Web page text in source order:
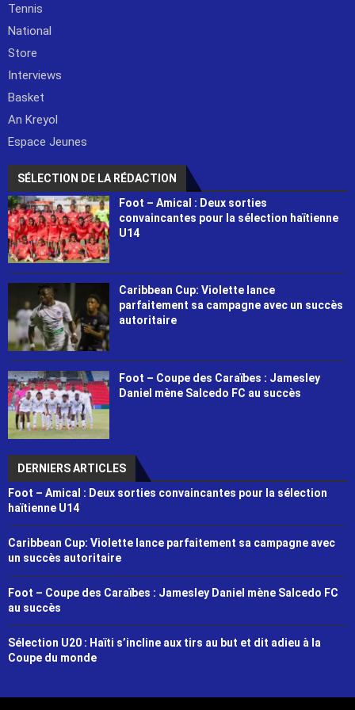
Tennis
National
Store
Interviews
Basket
An Kreyol
Espace Jeunes
SÉLECTION DE LA RÉDACTION
Foot – Amical : Deux sorties
convaincantes pour la sélection haïtienne
U14
Caribbean Cup: Violette lance
parfaitement sa campagne avec un succès
autoritaire
Foot – Coupe des Caraïbes : Jamesley
Daniel mène Salcedo FC au succès
DERNIERS ARTICLES
Foot – Amical : Deux sorties convaincantes pour la sélection
haïtienne U14
Caribbean Cup: Violette lance parfaitement sa campagne avec
un succès autoritaire
Foot – Coupe des Caraïbes : Jamesley Daniel mène Salcedo FC
au succès
Sélection U20 : Haïti s’incline aux tirs au but et dit adieu à la
Coupe du monde